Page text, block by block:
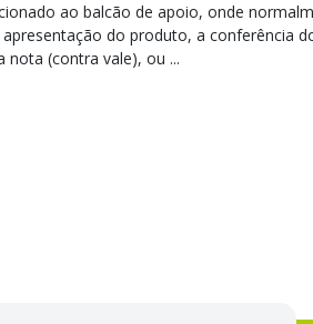
ao balcão de apoio, onde
do produto, a conferência
(contra vale), ou ...